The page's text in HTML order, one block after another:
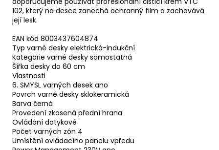
102, který na desce zanechá ochranný film a zachovává
její lesk.
EAN kód 8003437604874
Typ varné desky elektrická-indukční
Kategorie varné desky samostatná
Šířka desky do 60 cm
Vlastnosti
6. SMYSL varných desek ano
Povrch varné desky sklokeramická
Barva černá
Provedení zkosená přední hrana
Ovládání dotykové
Počet varných zón 4
Umístění ovládacího panelu vpředu